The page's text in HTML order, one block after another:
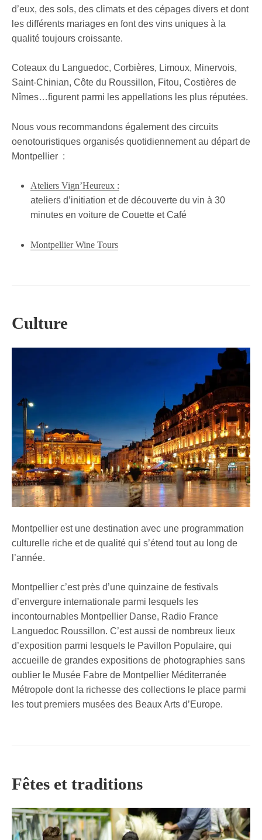
d’eux, des sols, des climats et des cépages divers et dont
les différents mariages en font des vins uniques à la
qualité toujours croissante.
Coteaux du Languedoc, Corbières, Limoux, Minervois,
Saint-Chinian, Côte du Roussillon, Fitou, Costières de
Nîmes…figurent parmi les appellations les plus réputées.
Nous vous recommandons également des circuits
oenotouristiques organisés quotidiennement au départ de
Montpellier :
Ateliers Vign’Heureux :
ateliers d’initiation et de découverte du vin à 30
minutes en voiture de Couette et Café
Montpellier Wine Tours
Culture
Montpellier est une destination avec une programmation
culturelle riche et de qualité qui s’étend tout au long de
l’année.
Montpellier c’est près d’une quinzaine de festivals
d’envergure internationale parmi lesquels les
incontournables Montpellier Danse, Radio France
Languedoc Roussillon. C’est aussi de nombreux lieux
d’exposition parmi lesquels le Pavillon Populaire, qui
accueille de grandes expositions de photographies sans
oublier le Musée Fabre de Montpellier Méditerranée
Métropole dont la richesse des collections le place parmi
les tout premiers musées des Beaux Arts d’Europe.
Fêtes et traditions